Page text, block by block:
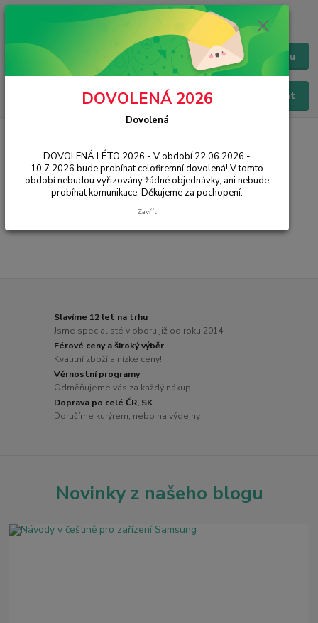
Menu
Hledat
Chat / Online podpora - 24/7
Řemínky a pásky k hodinkám
Huawei
Slavíme 12 let na trhu
Jsme specialisté v oboru již od roku 2014!
Férové ceny a široký výběr
Kvalitní zboží a nízké ceny!
Věrnostní programy
Odměňujeme vás za každý nákup!
Doprava po celé ČR, SK
Doručíme kurýrem, nebo na výdejny
Novinky z našeho blogu
DOVOLENÁ 2026
Dovolená
DOVOLENÁ LÉTO 2026 - V období 22.06.2026 -
10.7.2026 bude probíhat celofiremní dovolená! V tomto
období nebudou vyřizovány žádné objednávky, ani nebude
probíhat komunikace. Děkujeme za pochopení.
Zavřít